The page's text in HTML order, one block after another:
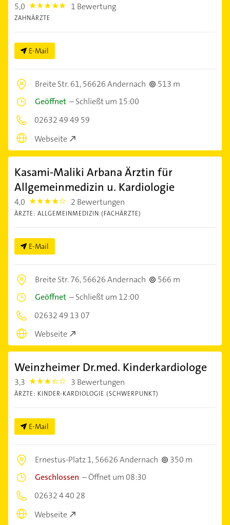
5,0 5.0 1 Bewertung
ZAHNÄRZTE
E-Mail
Breite Str. 61,56626 Andernach
513 m
Geöffnet –Schließt um 15:00
02632 49 49 59
Webseite
Kasami-Maliki Arbana Ärztin für
Allgemeinmedizin u. Kardiologie
4,0 4.0 2 Bewertungen
ÄRZTE: ALLGEMEINMEDIZIN (FACHÄRZTE)
E-Mail
Breite Str. 76,56626 Andernach
566 m
Geöffnet –Schließt um 12:00
02632 49 13 07
Webseite
Weinzheimer Dr.med. Kinderkardiologe
3,3 3.3 3 Bewertungen
ÄRZTE: KINDER-KARDIOLOGIE (SCHWERPUNKT)
E-Mail
Ernestus-Platz 1,56626 Andernach
350 m
Geschlossen –Öffnet um 08:30
02632 4 40 28
Webseite